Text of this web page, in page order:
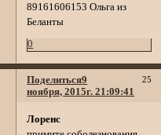
89161606153 Ольга из
Беланты
0
Поделиться 25
9
ноября, 2015г. 21:09:41
Лоренс